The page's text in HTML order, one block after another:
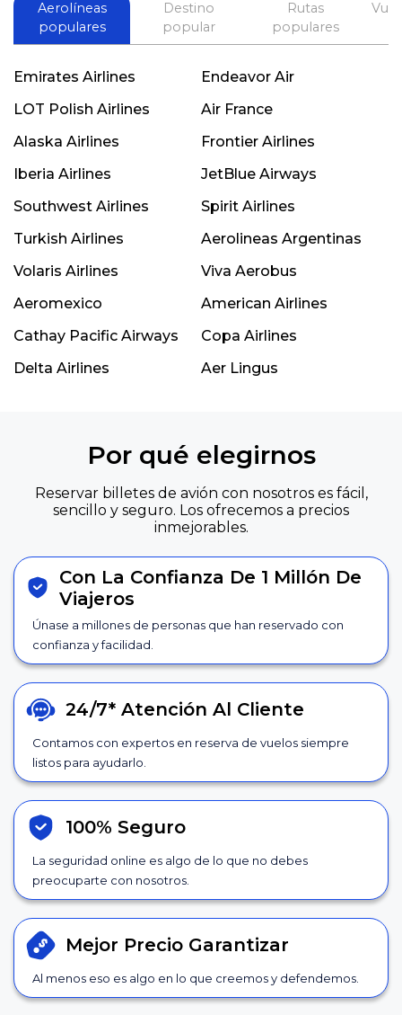
Aerolíneas
populares
Destino
popular
Rutas
populares
Emirates Airlines
Endeavor Air
LOT Polish Airlines
Air France
Alaska Airlines
Frontier Airlines
Iberia Airlines
JetBlue Airways
Southwest Airlines
Spirit Airlines
Turkish Airlines
Aerolineas Argentinas
Volaris Airlines
Viva Aerobus
Aeromexico
American Airlines
Cathay Pacific Airways
Copa Airlines
Delta Airlines
Aer Lingus
Por qué elegirnos
Reservar billetes de avión con nosotros es fácil,
sencillo y seguro. Los ofrecemos a precios
inmejorables.
Con La Confianza De 1 Millón De
Viajeros
Únase a millones de personas que han reservado con
confianza y facilidad.
24/7* Atención Al Cliente
Contamos con expertos en reserva de vuelos siempre
listos para ayudarlo.
100% Seguro
La seguridad online es algo de lo que no debes
preocuparte con nosotros.
Mejor Precio Garantizar
Al menos eso es algo en lo que creemos y defendemos.